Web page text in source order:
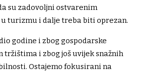
su zadovoljni ostvarenim
turizmu i dalje treba biti oprezan.
godine i zbog gospodarske
tržištima i zbog još uvijek snažnih
Ostajemo fokusirani na